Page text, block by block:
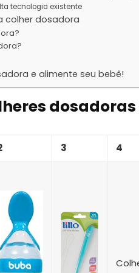
tecnologia existente
colher dosadora
e alimente seu bebê!
dosadoras
3 4